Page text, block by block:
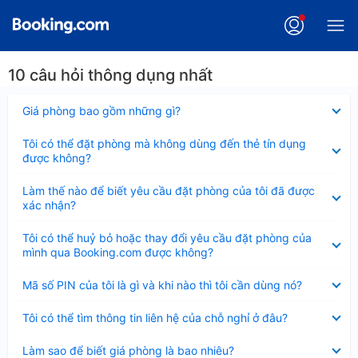
10 câu hỏi thông dụng nhất
Giá phòng bao gồm những gì?
thu
Tôi có thể đặt phòng mà không dùng đến thẻ tín dụng
được không?
thu
gọn
Làm thế nào để biết yêu cầu đặt phòng của tôi đã được
xác nhận?
thu
gọn
Tôi có thể huỷ bỏ hoặc thay đổi yêu cầu đặt phòng của
mình qua Booking.com được không?
thu
gọn
Mã số PIN của tôi là gì và khi nào thì tôi cần dùng nó?
thu
Tôi có thể tìm thông tin liên hệ của chỗ nghỉ ở đâu?
thu
Làm sao để biết giá phòng là bao nhiêu?
thu